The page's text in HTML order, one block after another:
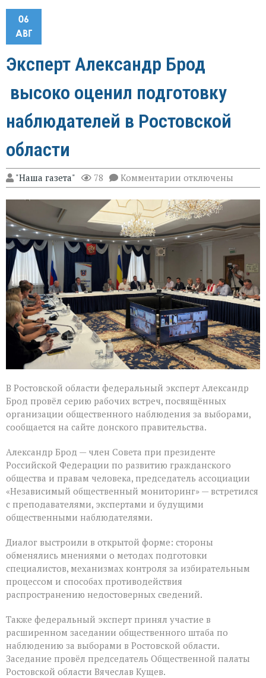
06
АВГ
Эксперт Александр Брод
высоко оценил подготовку
наблюдателей в Ростовской
области
"Наша газета" 78 Комментарии к
записи
Эксперт
Александр
Брод
высоко
оценил
подготовку
наблюдателей
Ростовской
области
отключены
В Ростовской области федеральный эксперт Александр
Брод провёл серию рабочих встреч, посвящённых
организации общественного наблюдения за выборами,
сообщается на сайте донского правительства.
Александр Брод — член Совета при президенте
Российской Федерации по развитию гражданского
общества и правам человека, председатель ассоциации
«Независимый общественный мониторинг» — встретился
с преподавателями, экспертами и будущими
общественными наблюдателями.
Диалог выстроили в открытой форме: стороны
обменялись мнениями о методах подготовки
специалистов, механизмах контроля за избирательным
процессом и способах противодействия
распространению недостоверных сведений.
Также федеральный эксперт принял участие в
расширенном заседании общественного штаба по
наблюдению за выборами в Ростовской области.
Заседание провёл председатель Общественной палаты
Ростовской области Вячеслав Кущев.